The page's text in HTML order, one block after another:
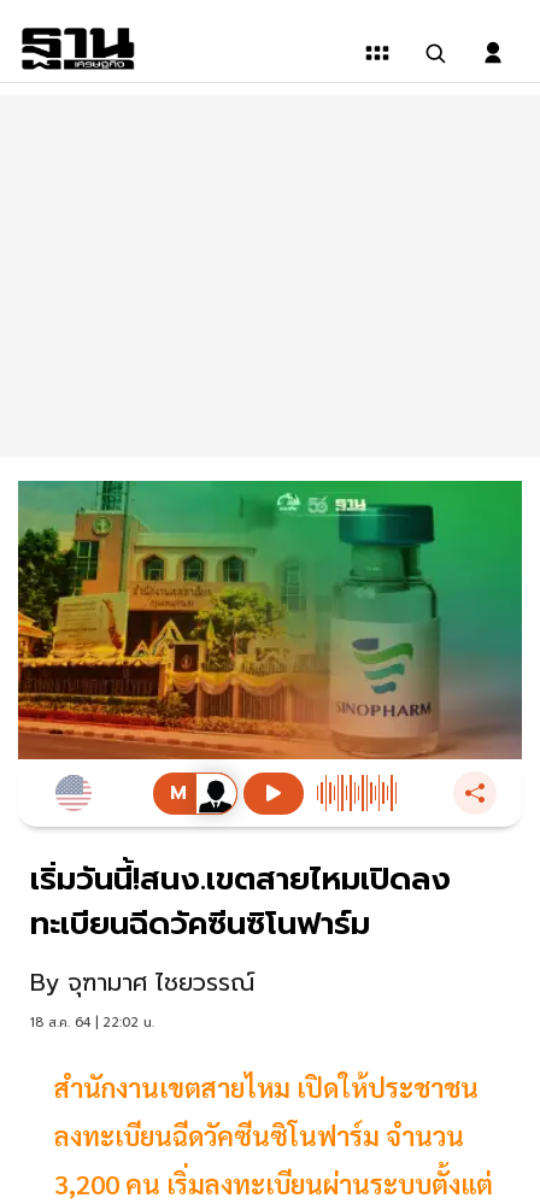
เริ่มวันนี้!สนง.เขตสายไหมเปิดลง
ทะเบียนฉีดวัคซีนซิโนฟาร์ม
By จุฑามาศ ไชยวรรณ์
18 ส.ค. 64 | 22:02 น.
สำนักงานเขตสายไหม เปิดให้ประชาชน
ลงทะเบียนฉีดวัคซีนซิโนฟาร์ม จำนวน
3,200 คน เริ่มลงทะเบียนผ่านระบบตั้งแต่